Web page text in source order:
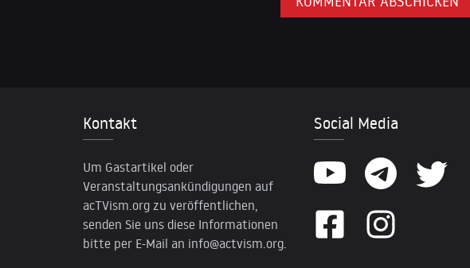
Kontakt
Um Gastartikel oder
Veranstaltungsankündigungen auf
acTVism.org zu veröffentlichen,
senden Sie uns diese Informationen
bitte per E-Mail an info@actvism.org.
Social Media